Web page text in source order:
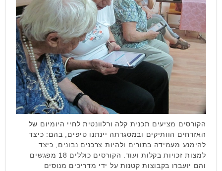
הקורסים מציעים תכנית קלה ורלוונטית לחיי היומיום של
האזרחים הוותיקים ובמסגרתה יינתנו טיפים, בהם: כיצד
להימנע מעמידה בתורים ולהיות צרכנים נבונים, כיצד
למצות זכויות בקלות ועוד. הקורסים כוללים 18 מפגשים
והם יועברו בקבוצות קטנות על ידי מדריכים מנוסים